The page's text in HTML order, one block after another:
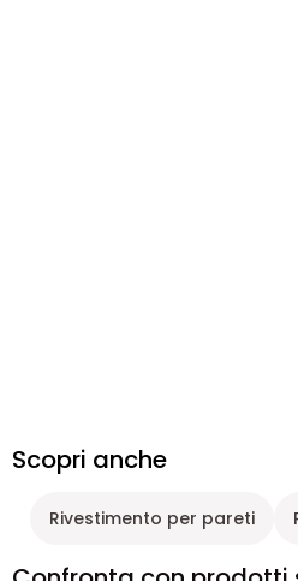
Scopri anche
Rivestimento per pareti